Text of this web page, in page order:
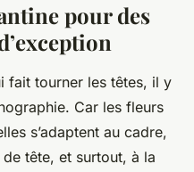
pour des
fait tourner les têtes, il y
Car les fleurs
s’adaptent au cadre,
tête, et surtout, à la